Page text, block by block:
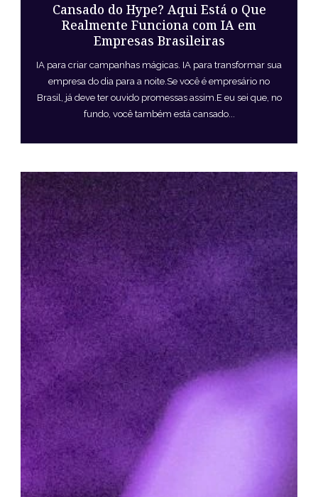
Cansado do Hype? Aqui Está o Que
Realmente Funciona com IA em
Empresas Brasileiras
IA para criar campanhas mágicas. IA para transformar sua
empresa do dia para a noite.Se você é empresário no
Brasil, já deve ter ouvido promessas assim.E eu sei que, no
fundo, você também está cansado...